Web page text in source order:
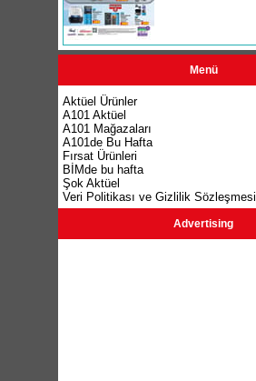
Menü
Aktüel Ürünler
A101 Aktüel
A101 Mağazaları
A101de Bu Hafta
Fırsat Ürünleri
BİMde bu hafta
Şok Aktüel
Veri Politikası ve Gizlilik Sözleşmesi
Advertising